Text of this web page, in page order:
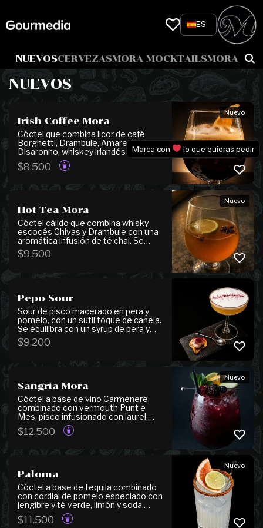
content
ES
NUEVOSCERVEZASMORA MOCKTAILSMORA
NUEVOS
Irish Coffee Mora
Cóctel que combina licor de café
Borghetti, Drambuie, Amaretto
Disaronno, whiskey irlandés Jameson
y espresso recién preparado,
finalizado con una suave espuma de
canela. De carácter intenso y perfil
maderosas, aromas de almendra,
canela y un delicado toque cítrico de
naranja.
$8.500
Nuevo
Hot Tea Mora
Cóctel cálido que combina whisky
escocés Chivas y Drambuie con una
aromática infusión de té chai. Se
integra con jugo de limón, jengibre,
clavo de olor, anís y canela en rama,
perfil especiado y reconfortante,
equilibran su carácter cálido.
$9.500
Nuevo
Pepo Sour
Sour de pisco macerado en pera y
pomelo, con un sutil toque de canela.
Se equilibra con un syrup de pera y
pomelo y jugo de limón, logrando un
perfil fresco y aromático. Se
granita de limón y una delicada tierra
un final elegante.
$9.200
Sangría Mora
Cóctel a base de vino Carmenere
combinado con vermouth Punt e
Mes, pisco infusionado con laurel,
canela y manzana, jugo de limón,
syrup de berries y cordial de naranja,
frutales, especiadas y cítricas. Se
rojos y rodajas de manzana, naranja y
limón, que realzan su carácter
aromático y refrescante.
$12.500
Nuevo
Paloma
Cóctel a base de tequila combinado
con cordial de pomelo especiado con
jengibre y té verde, limón y soda,
logrando un equilibrio perfecto entre
frescura, acidez y notas especiadas.
$11.500
Nuevo
Marca con lo que quieras pedir